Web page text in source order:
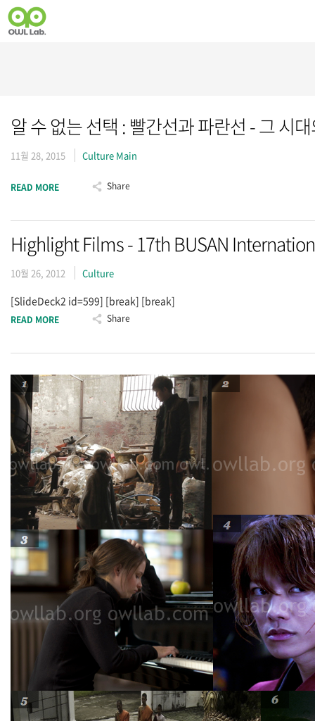
알 수 없는 선택 : 빨간선과 파란선 - 그 시
11월 28, 2015 Culture Main
READ MORE Share
Highlight Films - 17th BUSAN
10월 26, 2012 Culture
[SlideDeck2 id=599] [break] [break]
READ MORE Share